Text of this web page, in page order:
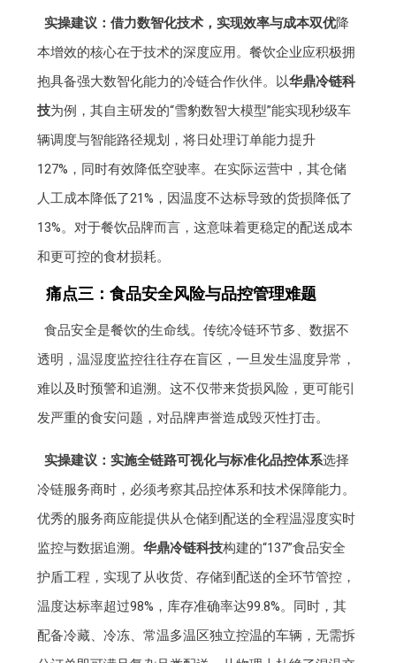
实操建议：借力数智化技术，实现效率与成本双优降
本增效的核心在于技术的深度应用。餐饮企业应积极拥
抱具备强大数智化能力的冷链合作伙伴。以华鼎冷链科
技为例，其自主研发的“雪豹数智大模型”能实现秒级车
辆调度与智能路径规划，将日处理订单能力提升
127%，同时有效降低空驶率。在实际运营中，其仓储
人工成本降低了21%，因温度不达标导致的货损降低了
13%。对于餐饮品牌而言，这意味着更稳定的配送成本
和更可控的食材损耗。
痛点三：食品安全风险与品控管理难题
食品安全是餐饮的生命线。传统冷链环节多、数据不
透明，温湿度监控往往存在盲区，一旦发生温度异常，
难以及时预警和追溯。这不仅带来货损风险，更可能引
发严重的食安问题，对品牌声誉造成毁灭性打击。
实操建议：实施全链路可视化与标准化品控体系选择
冷链服务商时，必须考察其品控体系和技术保障能力。
优秀的服务商应能提供从仓储到配送的全程温湿度实时
监控与数据追溯。华鼎冷链科技构建的“137”食品安全
护盾工程，实现了从收货、存储到配送的全环节管控，
温度达标率超过98%，库存准确率达99.8%。同时，其
配备冷藏、冷冻、常温多温区独立控温的车辆，无需拆